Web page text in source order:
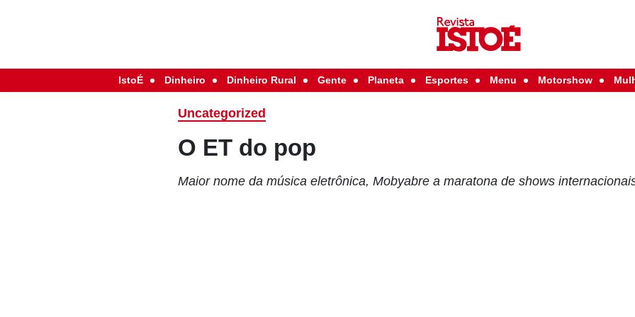
IstoÉ Dinheiro Dinheiro Rural Gente Planeta Esportes Menu Motorshow
Uncategorized
O ET do pop
Maior nome da música eletrônica, Mobyabre a maratona de shows